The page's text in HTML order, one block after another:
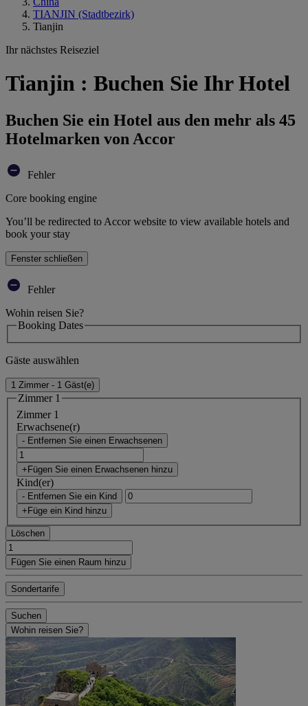
TIANJIN (Stadtbezirk)
Tianjin
Ihr nächstes Reiseziel
Tianjin : Buchen Sie Ihr Hotel
Buchen Sie ein Hotel aus den mehr als 45
Hotelmarken von Accor
Fehler
Core booking engine
You’ll be redirected to Accor website to view available hotels and
book your stay
Fenster schließen
Fehler
Wohin reisen Sie?
Booking Dates
Gäste auswählen
1 Zimmer - 1 Gäst(e)
Zimmer 1
Zimmer 1
Erwachsene(r)
- Entfernen Sie einen Erwachsenen
+Fügen Sie einen Erwachsenen hinzu
Kind(er)
- Entfernen Sie ein Kind
+Füge ein Kind hinzu
Löschen
Fügen Sie einen Raum hinzu
Sondertarife
Suchen
Wohin reisen Sie?